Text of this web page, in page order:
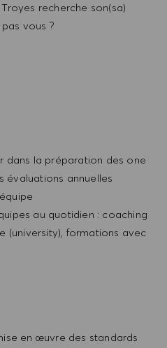
recherche son(sa)
vous ?
dans la préparation des one
évaluations annuelles
au quotidien : coaching
(university), formations avec
en œuvre des standards